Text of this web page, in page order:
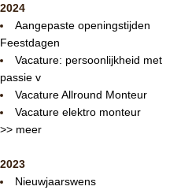
2024
Aangepaste openingstijden
Feestdagen
Vacature: persoonlijkheid met
passie v
Vacature Allround Monteur
Vacature elektro monteur
>> meer
2023
Nieuwjaarswens